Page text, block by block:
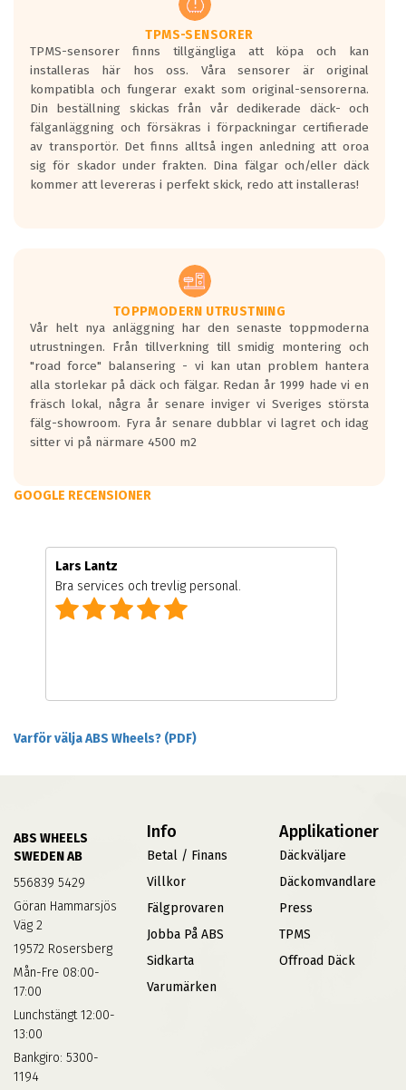
Ett däck med två svarta vågor är redan
godkända för år 2016 nya regelverk.
Ett däck med en svart våg kommer vara
minst tre decibel tystare än det
regelverk som börjar gälla 2016.
TPMS-SENSORER
TPMS-sensorer finns tillgängliga att köpa och kan
installeras här hos oss. Våra sensorer är original
kompatibla och fungerar exakt som original-sensorerna.
Din beställning skickas från vår dedikerade däck- och
fälganläggning och försäkras i förpackningar certifierade
av transportör. Det finns alltså ingen anledning att oroa
sig för skador under frakten. Dina fälgar och/eller däck
kommer att levereras i perfekt skick, redo att installeras!
TOPPMODERN UTRUSTNING
Vår helt nya anläggning har den senaste toppmoderna
utrustningen. Från tillverkning till smidig montering och
"road force" balansering - vi kan utan problem hantera
alla storlekar på däck och fälgar. Redan år 1999 hade vi en
fräsch lokal, några år senare inviger vi Sveriges största
fälg-showroom. Fyra år senare dubblar vi lagret och idag
sitter vi på närmare 4500 m2
GOOGLE RECENSIONER
Lars Lantz
Bra services och trevlig personal.
Varför välja ABS Wheels? (PDF)
ABS WHEELS
SWEDEN AB
556839 5429
Göran Hammarsjös
Väg 2
19572 Rosersberg
Mån-Fre 08:00-
17:00
Lunchstängt 12:00-
13:00
Bankgiro: 5300-
1194
Info
Betal / Finans
Villkor
Fälgprovaren
Jobba På ABS
Sidkarta
Varumärken
Applikationer
Däckväljare
Däckomvandlare
Press
TPMS
Offroad Däck